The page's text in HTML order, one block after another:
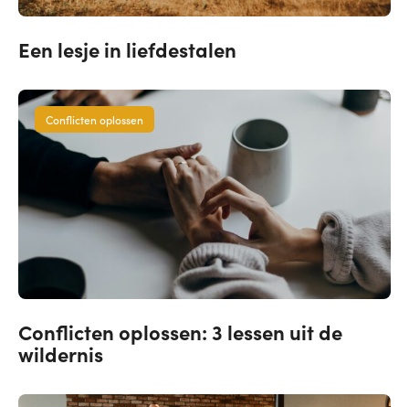
Een lesje in liefdestalen
Conflicten oplossen
Conflicten oplossen: 3 lessen uit de
wildernis